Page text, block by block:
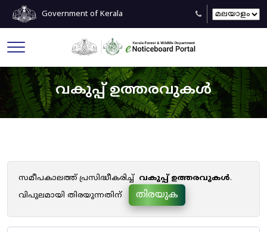
Government of Kerala
വകുപ്പ് ഉത്തരവുകൾ
സമീപകാലത്ത് പ്രസിദ്ധീകരിച്ച് വകുപ്പ് ഉത്തരവുകൾ.
വിപുലമായി തിരയുന്നതിന്
തിരയുക